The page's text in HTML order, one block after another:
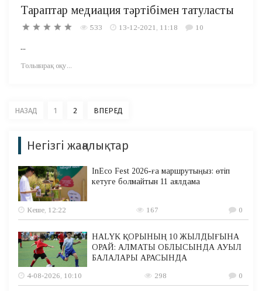
Тараптар медиация тәртібімен татуласты
533 13-12-2021, 11:18 10
...
Толығырақ оқу...
НАЗАД 1 2 ВПЕРЕД
Негізгі жаңалықтар
InEco Fest 2026-ға маршрутыңыз: өтіп
кетуге болмайтын 11 аялдама
Кеше, 12:22 167 0
HALYK ҚОРЫНЫҢ 10 ЖЫЛДЫҒЫНА
ОРАЙ: АЛМАТЫ ОБЛЫСЫНДА АУЫЛ
БАЛАЛАРЫ АРАСЫНДА
4-08-2026, 10:10
298 0